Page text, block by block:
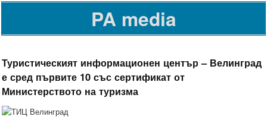
PA media
Туристическият информационен център – Велинград
е сред първите 10 със сертификат от
Министерството на туризма